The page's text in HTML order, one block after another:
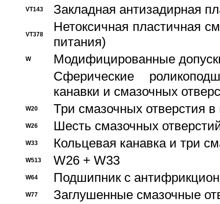
VT143 Закладная антизадирная
VT378
Нетоксичная пластичная
питания)
W
Модифицированные
Сферические
канавки и смазочных
W20 Три смазочных отверстия
W26 Шесть смазочных
W33 Кольцевая канавка и три
W513 W26 + W33
W64 Подшипник с
W77 Заглушенные смазочные